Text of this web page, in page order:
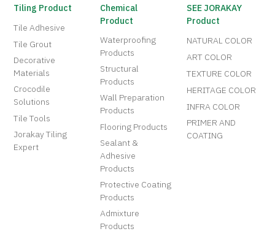
Tiling Product
Tile Adhesive
Tile Grout
Decorative
Materials
Crocodile
Solutions
Tile Tools
Jorakay Tiling
Expert
Chemical
Product
Waterproofing
Products
Structural
Products
Wall Preparation
Products
Flooring Products
Sealant &
Adhesive
Products
Protective Coating
Products
Admixture
Products
SEE JORAKAY
Product
NATURAL COLOR
ART COLOR
TEXTURE COLOR
HERITAGE COLOR
INFRA COLOR
PRIMER AND
COATING